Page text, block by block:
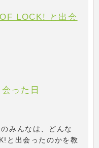
LOCK! と出会
った日
みんなは、どんな
と出会ったのかを教